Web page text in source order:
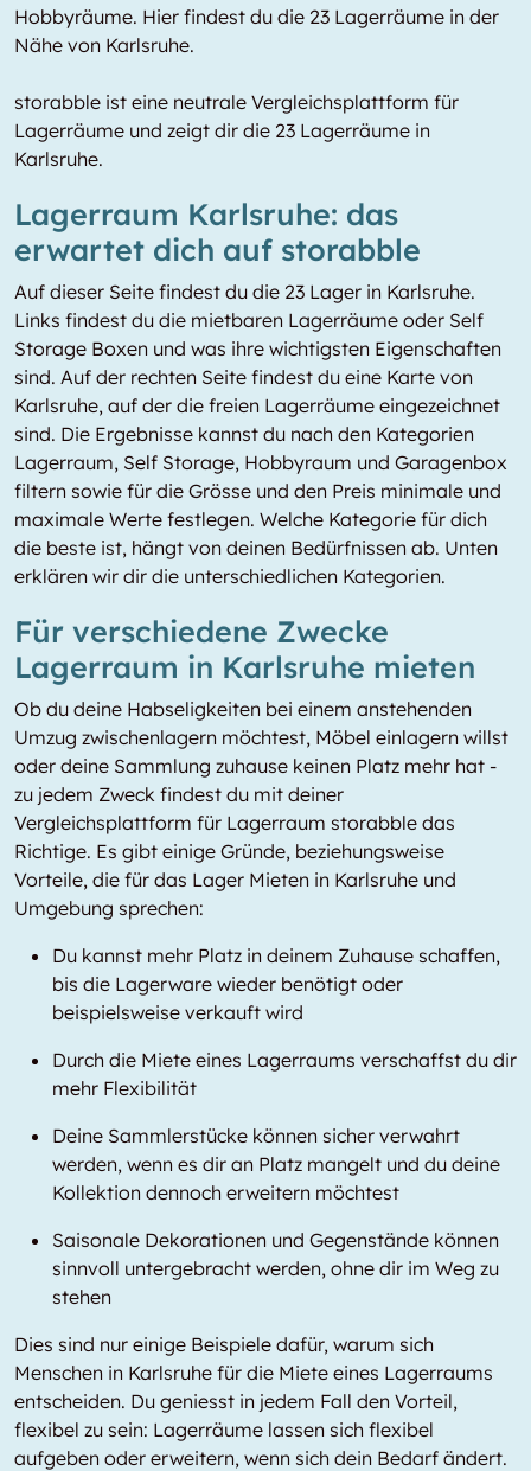
Hobbyräume. Hier findest du die 23 Lagerräume in der
Nähe von Karlsruhe.
storabble ist eine neutrale Vergleichsplattform für
Lagerräume und zeigt dir die 23 Lagerräume in
Karlsruhe.
Lagerraum Karlsruhe: das
erwartet dich auf storabble
Auf dieser Seite findest du die 23 Lager in Karlsruhe.
Links findest du die mietbaren Lagerräume oder Self
Storage Boxen und was ihre wichtigsten Eigenschaften
sind. Auf der rechten Seite findest du eine Karte von
Karlsruhe, auf der die freien Lagerräume eingezeichnet
sind. Die Ergebnisse kannst du nach den Kategorien
Lagerraum, Self Storage, Hobbyraum und Garagenbox
filtern sowie für die Grösse und den Preis minimale und
maximale Werte festlegen. Welche Kategorie für dich
die beste ist, hängt von deinen Bedürfnissen ab. Unten
erklären wir dir die unterschiedlichen Kategorien.
Für verschiedene Zwecke
Lagerraum in Karlsruhe mieten
Ob du deine Habseligkeiten bei einem anstehenden
Umzug zwischenlagern möchtest, Möbel einlagern willst
oder deine Sammlung zuhause keinen Platz mehr hat -
zu jedem Zweck findest du mit deiner
Vergleichsplattform für Lagerraum storabble das
Richtige. Es gibt einige Gründe, beziehungsweise
Vorteile, die für das Lager Mieten in Karlsruhe und
Umgebung sprechen:
Du kannst mehr Platz in deinem Zuhause schaffen,
bis die Lagerware wieder benötigt oder
beispielsweise verkauft wird
Durch die Miete eines Lagerraums verschaffst du dir
mehr Flexibilität
Deine Sammlerstücke können sicher verwahrt
werden, wenn es dir an Platz mangelt und du deine
Kollektion dennoch erweitern möchtest
Saisonale Dekorationen und Gegenstände können
sinnvoll untergebracht werden, ohne dir im Weg zu
stehen
Dies sind nur einige Beispiele dafür, warum sich
Menschen in Karlsruhe für die Miete eines Lagerraums
entscheiden. Du geniesst in jedem Fall den Vorteil,
flexibel zu sein: Lagerräume lassen sich flexibel
aufgeben oder erweitern, wenn sich dein Bedarf ändert.